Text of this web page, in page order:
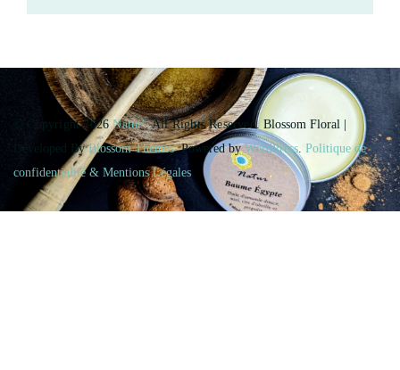
© Copyright 2026Natur'. All Rights Reserved.Blossom Floral |
Developed ByBlossom Themes. Powered byWordPress. Politique de
confidentialité & Mentions Légales